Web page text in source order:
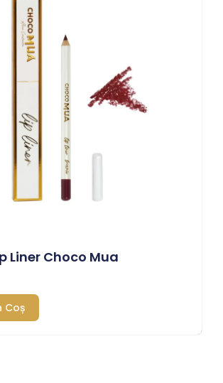
Liner Choco Mua
Coș